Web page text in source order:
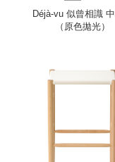
Déjà-vu 似曾相識
（原色拋光）